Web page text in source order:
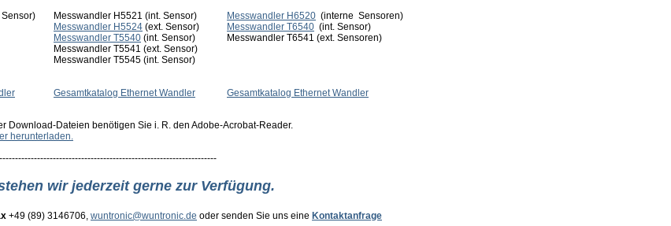
Messwandler H5521 (int. Sensor)
Messwandler H5524 (ext. Sensor)
Messwandler T5540 (int. Sensor)
Messwandler T5541 (ext. Sensor)
Messwandler T5545 (int. Sensor)
Messwandler H6520 (interne Sensoren)
Messwandler T6540 (int. Sensor)
Messwandler T6541 (ext. Sensoren)
Gesamtkatalog Ethernet Wandler Gesamtkatalog Ethernet Wandler
Download-Dateien benötigen Sie i. R. den Adobe-Acrobat-Reader.
herunterladen.
wir jederzeit gerne zur Verfügung.
+49 (89) 3146706, wuntronic@wuntronic.de oder senden Sie uns eine Kontaktanfrage